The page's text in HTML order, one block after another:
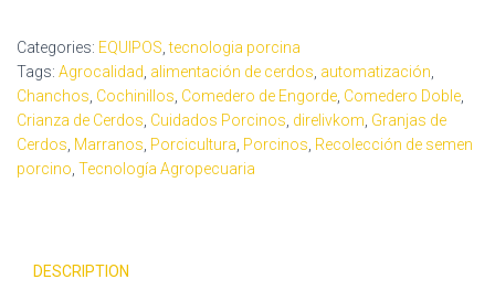
Categories: EQUIPOS ,tecnologia porcina
Tags: Agrocalidad alimentación de cerdos automatización
Chanchos Cochinillos Comedero de Engorde Comedero Doble
Crianza de Cerdos Cuidados Porcinos direlivkom Granjas de
Cerdos Marranos Porcicultura Porcinos Recolección de semen
porcino Tecnología Agropecuaria
DESCRIPTION